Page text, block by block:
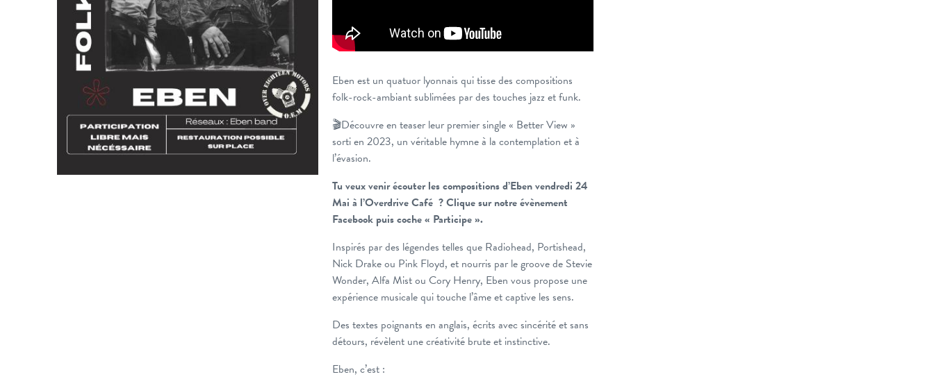
Eben est un quatuor lyonnais qui tisse des compositions
folk-rock-ambiant sublimées par des touches jazz et funk.
🎬Découvre en teaser leur premier single « Better View »
sorti en 2023, un véritable hymne à la contemplation et à
l’évasion.
Tu veux venir écouter les compositions d’Eben vendredi 24
Mai à l’Overdrive Café ? Clique sur notre évènement
Facebook puis coche « Participe ».
Inspirés par des légendes telles que Radiohead, Portishead,
Nick Drake ou Pink Floyd, et nourris par le groove de Stevie
Wonder, Alfa Mist ou Cory Henry, Eben vous propose une
expérience musicale qui touche l’âme et captive les sens.
Des textes poignants en anglais, écrits avec sincérité et sans
détours, révèlent une créativité brute et instinctive.
Eben, c’est :